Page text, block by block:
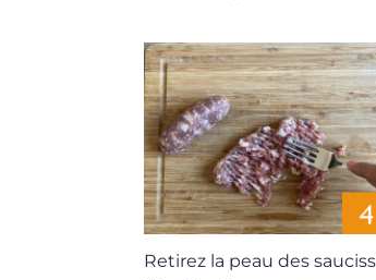
Retirez la peau des